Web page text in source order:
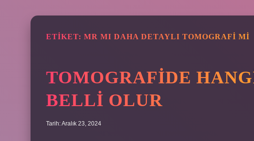
ETIKET: MR MI DAHA DETAYLI TOMOGRAFI MI
TOMOGRAFIDE
BELLI OLUR
Tarih: Aralık 23, 2024